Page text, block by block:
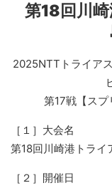
第18回川
2025NTTトライア
第17戦【スプ
［１］大会名
第18回川崎港トライ
［２］開催日